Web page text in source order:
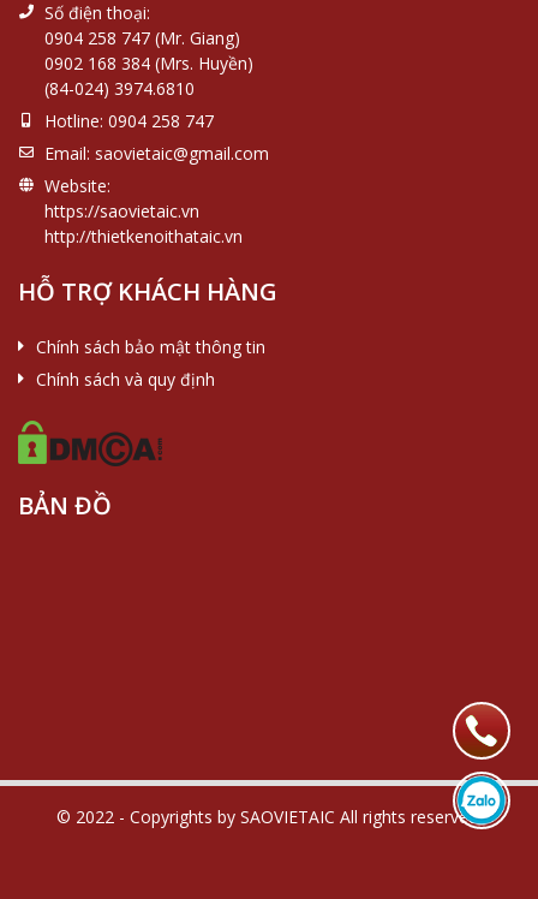
Số điện thoại:
0904 258 747 (Mr. Giang)
0902 168 384 (Mrs. Huyền)
(84-024) 3974.6810
Hotline: 0904 258 747
Email: saovietaic@gmail.com
Website:
https://saovietaic.vn
http://thietkenoithataic.vn
HỖ TRỢ KHÁCH HÀNG
Chính sách bảo mật thông tin
Chính sách và quy định
BẢN ĐỒ
© 2022 - Copyrights by SAOVIETAIC All rights reserved.